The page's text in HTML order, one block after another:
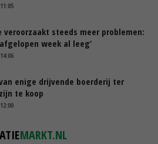
veroorzaakt steeds meer problemen:
week al leeg’
enige drijvende boerderij ter
te koop
MARKT.NL